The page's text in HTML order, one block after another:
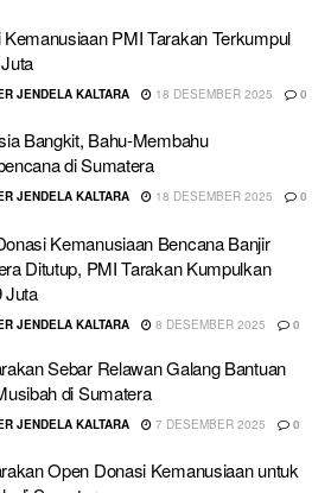
Kemanusiaan PMI Tarakan Terkumpul
JENDELA KALTARA 18 DESEMBER 2025 0
Bangkit, Bahu-Membahu
di Sumatera
JENDELA KALTARA 18 DESEMBER 2025 0
Kemanusiaan Bencana Banjir
Ditutup, PMI Tarakan Kumpulkan
Juta
JENDELA KALTARA 8 DESEMBER 2025 0
Sebar Relawan Galang Bantuan
di Sumatera
JENDELA KALTARA 7 DESEMBER 2025 0
Open Donasi Kemanusiaan untuk